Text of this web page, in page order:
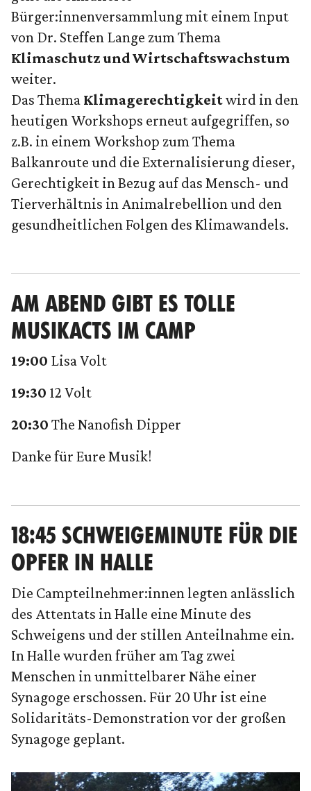
Bürger:innenversammlung mit einem Input
von Dr. Steffen Lange zum Thema
Klimaschutz und Wirtschaftswachstum
weiter.
Das Thema Klimagerechtigkeitwird in den
heutigen Workshops erneut aufgegriffen, so
z.B. in einem Workshop zum Thema
Balkanroute und die Externalisierung dieser,
Gerechtigkeit in Bezug auf das Mensch- und
Tierverhältnis in Animalrebellion und den
gesundheitlichen Folgen des Klimawandels.
AM ABEND GIBT ES TOLLE
MUSIKACTS IM CAMP
19:00 Lisa Volt
19:30 12 Volt
20:30 The Nanofish Dipper
Danke für Eure Musik!
18:45 SCHWEIGEMINUTE FÜR DIE
OPFER IN HALLE
Die Campteilnehmer:innen legten anlässlich
des Attentats in Halle eine Minute des
Schweigens und der stillen Anteilnahme ein.
In Halle wurden früher am Tag zwei
Menschen in unmittelbarer Nähe einer
Synagoge erschossen. Für 20 Uhr ist eine
Solidaritäts-Demonstration vor der großen
Synagoge geplant.